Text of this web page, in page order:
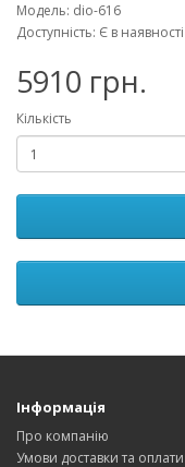
Модель: dio-616
Доступність: Є в наявності
5910 грн.
Кількість
Інформація
Про компанію
Умови доставки та оплати